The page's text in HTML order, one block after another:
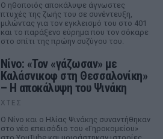
Ο ηθοποιός αποκάλυψε άγνωστες
πτυχές της ζωής του σε συνέντευξη,
μιλώντας για τον εγκλεισμό του στο 401
και το παράξενο εύρημα που τον σόκαρε
στο σπίτι της πρώην συζύγου του.
Νίνο: «Τον «γάζωσαν» με
Καλάσνικοφ στη Θεσσαλονίκη»
– Η αποκάλυψη του Ψινάκη
ΧΤΕΣ
Ο Νίνο και ο Ηλίας Ψινάκης συναντήθηκαν
στο νέο επεισόδιο του «Γηροκομείου»